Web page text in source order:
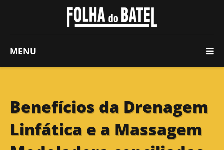
MENU
Benefícios da Drenagem
Linfática e a Massagem